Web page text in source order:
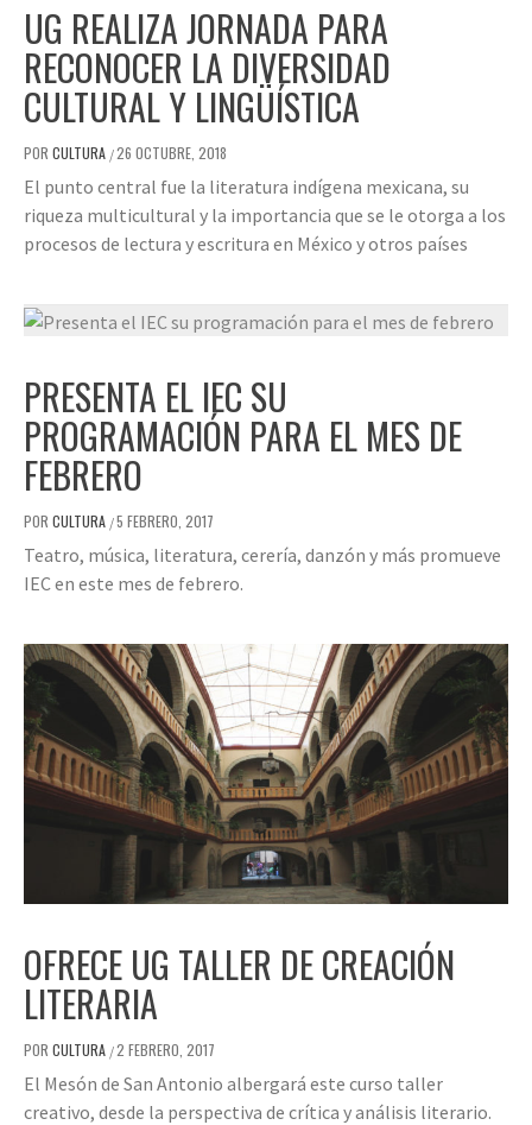
UG REALIZA JORNADA PARA
RECONOCER LA DIVERSIDAD
CULTURAL Y LINGÜÍSTICA
POR CULTURA /26 OCTUBRE, 2018
El punto central fue la literatura indígena mexicana, su
riqueza multicultural y la importancia que se le otorga a los
procesos de lectura y escritura en México y otros países
PRESENTA EL IEC SU
PROGRAMACIÓN PARA EL MES DE
FEBRERO
POR CULTURA /5 FEBRERO, 2017
Teatro, música, literatura, cerería, danzón y más promueve
IEC en este mes de febrero.
OFRECE UG TALLER DE CREACIÓN
LITERARIA
POR CULTURA /2 FEBRERO, 2017
El Mesón de San Antonio albergará este curso taller
creativo, desde la perspectiva de crítica y análisis literario.